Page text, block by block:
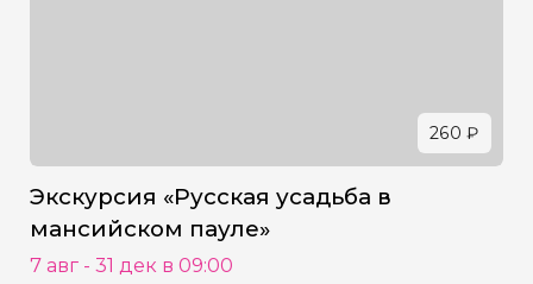
260 ₽
Экскурсия «Русская усадьба в
мансийском пауле»
7 авг - 31 дек в 09:00